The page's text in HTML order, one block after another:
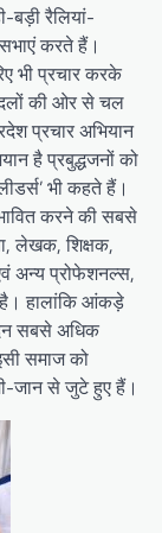
बड़ी रैलियां-
करते हैं।
भी प्रचार करके
की ओर से चल
प्रचार अभियान
है प्रबुद्धजनों को
भी कहते हैं।
करने की सबसे
लेखक, शिक्षक,
अन्य प्रोफेशनल्स,
है। हालांकि आंकड़े
सबसे अधिक
समाज को
जान से जुटे हुए हैं।